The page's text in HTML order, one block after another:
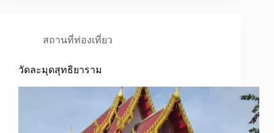
สถานที่ท่องเที่ยว
วัดละมุดสุทธิยาราม